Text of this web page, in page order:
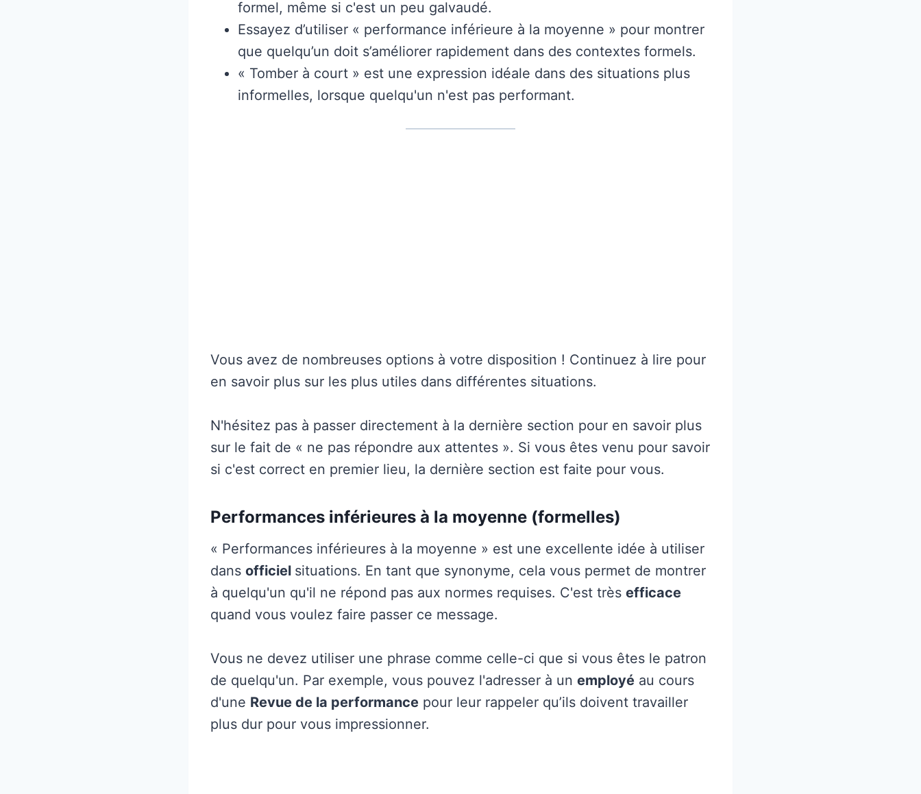
formel, même si c'est un peu galvaudé.
Essayez d’utiliser « performance inférieure à la moyenne » pour montrer
que quelqu’un doit s’améliorer rapidement dans des contextes formels.
« Tomber à court » est une expression idéale dans des situations plus
informelles, lorsque quelqu'un n'est pas performant.
Vous avez de nombreuses options à votre disposition ! Continuez à lire pour
en savoir plus sur les plus utiles dans différentes situations.
N'hésitez pas à passer directement à la dernière section pour en savoir plus
sur le fait de « ne pas répondre aux attentes ». Si vous êtes venu pour savoir
si c'est correct en premier lieu, la dernière section est faite pour vous.
Performances inférieures à la moyenne (formelles)
« Performances inférieures à la moyenne » est une excellente idée à utiliser
dans officiel situations. En tant que synonyme, cela vous permet de montrer
à quelqu'un qu'il ne répond pas aux normes requises. C'est très efficace
quand vous voulez faire passer ce message.
Vous ne devez utiliser une phrase comme celle-ci que si vous êtes le patron
de quelqu'un. Par exemple, vous pouvez l'adresser à un employé au cours
d'une Revue de la performance pour leur rappeler qu’ils doivent travailler
plus dur pour vous impressionner.